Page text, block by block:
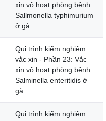
xin vô hoạt phòng bệnh
Sallmonella typhimurium
ở gà
Qui trình kiểm nghiệm
vắc xin - Phần 23: Vắc
xin vô hoạt phòng bệnh
Salminella enteritidis ở
gà
Qui trình kiểm nghiệm